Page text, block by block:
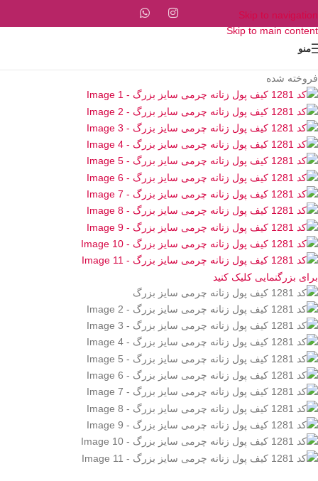
Skip to navigation
Skip to main content
منو
فروخته شده
برای بزرگنمایی کلیک کنید